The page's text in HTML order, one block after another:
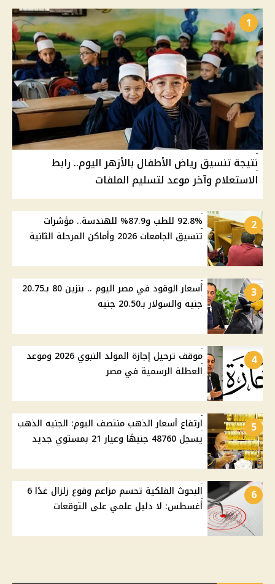
1
نتيجة تنسيق رياض الأطفال بالأزهر اليوم.. رابط
الاستعلام وآخر موعد لتسليم الملفات
2
92.8% للطب و87.9% للهندسة.. مؤشرات
تنسيق الجامعات 2026 وأماكن المرحلة الثانية
3
أسعار الوقود في مصر اليوم .. بنزين 80 بـ20.75
جنيه والسولار بـ20.50 جنيه
4
موقف ترحيل إجازة المولد النبوي 2026 وموعد
العطلة الرسمية في مصر
5
ارتفاع أسعار الذهب منتصف اليوم: الجنيه الذهب
يسجل 48760 جنيهًا وعيار 21 بمستوي جديد
6
البحوث الفلكية تحسم مزاعم وقوع زلزال غدًا 6
أغسطس: لا دليل علمي على التوقعات